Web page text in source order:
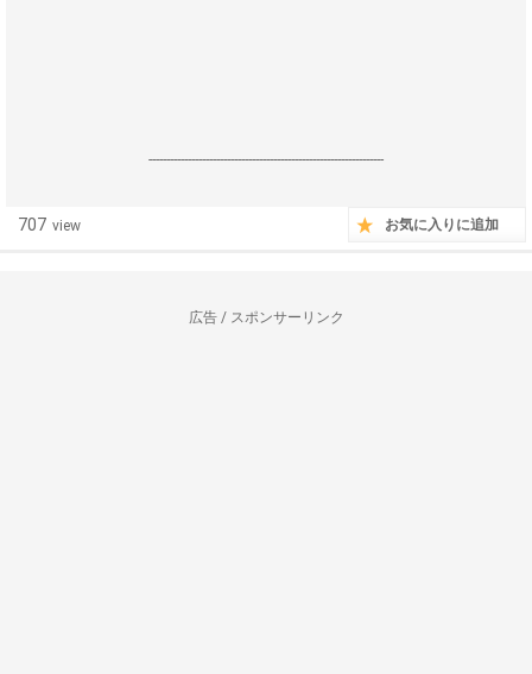
------------------------------------------------------------------
707 view お気に入りに追加
広告 / スポンサーリンク